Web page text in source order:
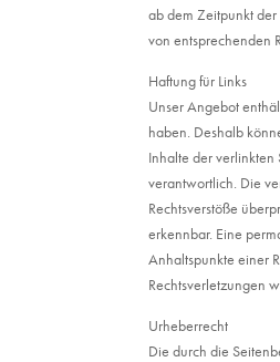
ab dem Zeitpunkt
von entsprechenden
Haftung für Links
Unser Angebot
haben. Deshalb
Inhalte der verlinkten
verantwortlich. Die
Rechtsverstöße
erkennbar. Eine
Anhaltspunkte einer
Rechtsverletzungen
Urheberrecht
Die durch die